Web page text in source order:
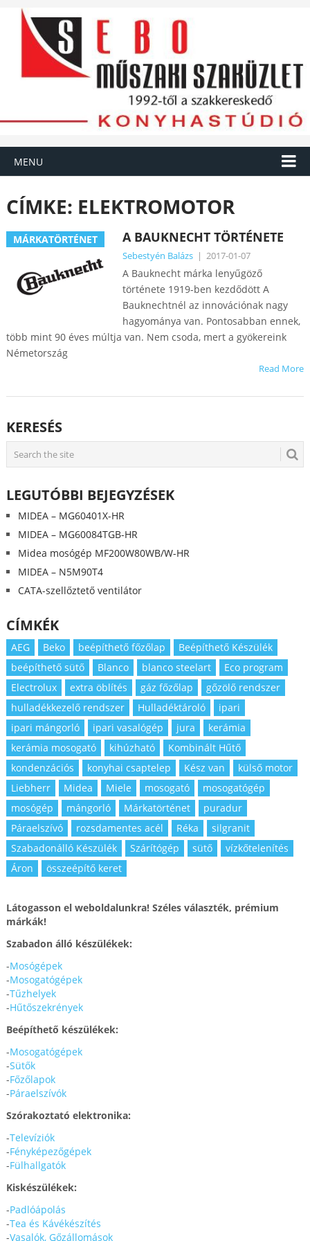
MENU
CÍMKE: ELEKTROMOTOR
MÁRKATÖRTÉNET A BAUKNECHT TÖRTÉNETE
Sebestyén Balázs | 2017-01-07
A Bauknecht márka lenyűgöző
története 1919-ben kezdődött A
Bauknechtnél az innovációnak nagy
hagyománya van. Pontosabban ennek,
több mint 90 éves múltja van. Nem csoda, mert a gyökereink
Németország
Read More
KERESÉS
LEGUTÓBBI BEJEGYZÉSEK
MIDEA – MG60401X-HR
MIDEA – MG60084TGB-HR
Midea mosógép MF200W80WB/W-HR
MIDEA – N5M90T4
CATA-szellőztető ventilátor
CÍMKÉK
AEG Beko beépíthető főzőlap
Beépíthető Készülék
beépíthető sütő
Blanco blanco steelart
Eco program
Electrolux
extra öblítés gáz főzőlap
gőzölő rendszer
hulladékkezelő rendszer
Hulladéktároló
ipari
ipari mángorló
ipari vasalógép jura
kerámia
kerámia mosogató
kihúzható
Kombinált Hűtő
kondenzációs
konyhai csaptelep Kész van
külső motor
Liebherr
Midea Miele mosogató
mosogatógép
mosógép
mángorló Márkatörténet
puradur
Páraelszívó
rozsdamentes acél Réka
silgranit
Szabadonálló Készülék
Szárítógép sütő
vízkőtelenítés
Áron
összeépítő keret
Látogasson el weboldalunkra! Széles választék, prémium
márkák!
Szabadon álló készülékek:
-Mosógépek
-Mosogatógépek
-Tűzhelyek
-Hűtőszekrények
Beépíthető készülékek:
-Mosogatógépek
-Sütők
-Főzőlapok
-Páraelszívók
Szórakoztató elektronika:
-Televíziók
-Fényképezőgépek
-Fülhallgatók
Kiskészülékek:
-Padlóápolás
-Tea és Kávékészítés
-Vasalók, Gőzállomások